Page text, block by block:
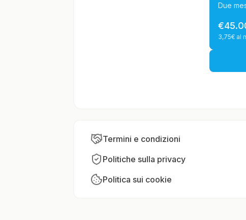
Due
3,75€ al
Termini e condizioni
Politiche sulla privacy
Politica sui cookie